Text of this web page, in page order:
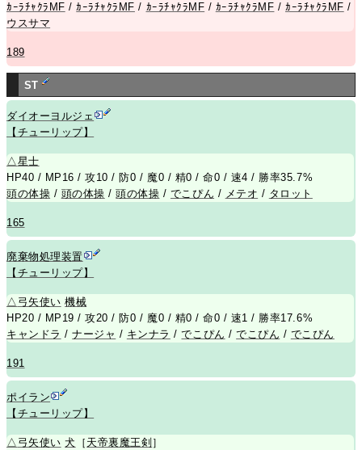
ｶｰﾗﾁｬｸﾗMF /ｶｰﾗﾁｬｸﾗMF / ｶｰﾗﾁｬｸﾗMF / ｶｰﾗﾁｬｸﾗMF / ｶｰﾗﾁｬｸﾗMF /
ウスサマ
189
ST
ダイオーヨルジェ
【チューリップ】
△星士
HP40 / MP16 / 攻10 / 防0 / 魔0 / 精0 / 命0 / 速4 / 勝率35.7%
頭の体操 / 頭の体操 /頭の体操 / でこぴん / メテオ / タロット
165
廃棄物処理装置
【チューリップ】
△ 弓矢使い 機械
HP20 / MP19 / 攻20 / 防0 / 魔0 / 精0 / 命0 / 速1 / 勝率17.6%
キャンドラ /ナージャ / キンナラ /でこぴん /でこぴん / でこぴん
191
ポイラン
【チューリップ】
△ 弓矢使い 犬 ［ 天帝裏魔王剣 ］